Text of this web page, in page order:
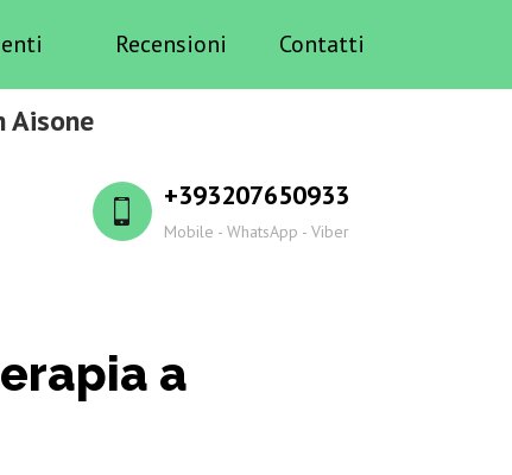
Recensioni Contatti
Aisone
+393207650933
Mobile - WhatsApp - Viber
a